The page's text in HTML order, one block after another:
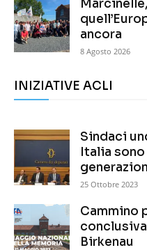
ancora
8 Agosto 2026
INIZIATIVE ACLI
Sindaci
Italia
25 Ottobre 2023
Cammino
Birkenau